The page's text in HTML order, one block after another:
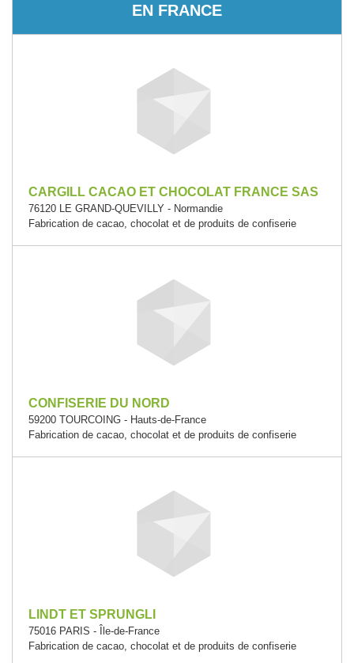
EN FRANCE
CARGILL CACAO ET CHOCOLAT FRANCE SAS
76120 LE GRAND-QUEVILLY - Normandie
Fabrication de cacao, chocolat et de produits de confiserie
CONFISERIE DU NORD
59200 TOURCOING - Hauts-de-France
Fabrication de cacao, chocolat et de produits de confiserie
LINDT ET SPRUNGLI
75016 PARIS - Île-de-France
Fabrication de cacao, chocolat et de produits de confiserie